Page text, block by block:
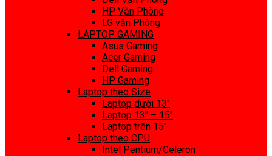
HP Văn Phòng
LG văn Phòng
LAPTOP GAMING
Asus Gaming
Acer Gaming
Dell Gaming
HP Gaming
Laptop theo Size
Laptop dưới 13″
Laptop 13″ – 15″
Laptop trên 15″
Laptop theo CPU
Intel Pentium/Celeron